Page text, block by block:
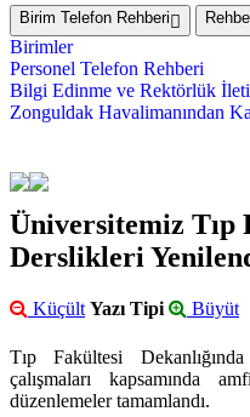
Birim Telefon Rehberi
Birimler
Personel Telefon Rehberi
Bilgi Edinme ve Rektörlük
Zonguldak Havalimanından
Üniversitemiz Tıp
Derslikleri
Küçült Yazı Tipi Büyüt
Tıp Fakültesi
çalışmaları kapsamında
düzenlemeler tamamlandı.